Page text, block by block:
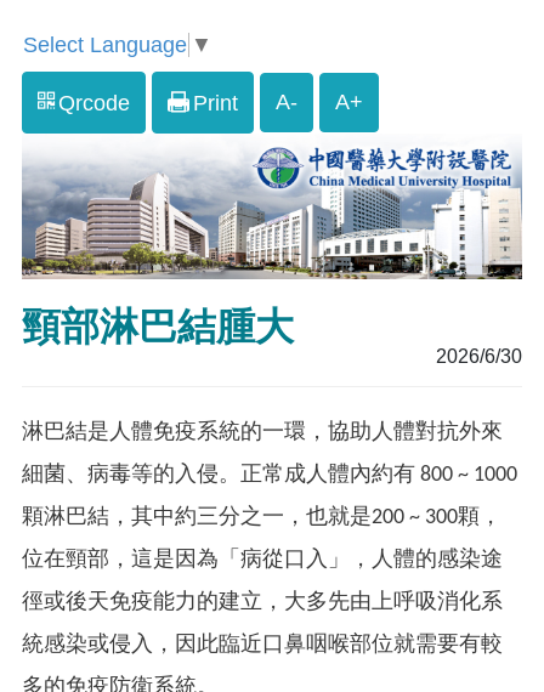
Select Language ▼
Qrcode Print A- A+
頸部淋巴結腫大
2026/6/30
淋巴結是人體免疫系統的一環，協助人體對抗外來
細菌、病毒等的入侵。正常成人體內約有 800 ~ 1000
顆淋巴結，其中約三分之一，也就是200 ~ 300顆，
位在頸部，這是因為「病從口入」，人體的感染途
徑或後天免疫能力的建立，大多先由上呼吸消化系
統感染或侵入，因此臨近口鼻咽喉部位就需要有較